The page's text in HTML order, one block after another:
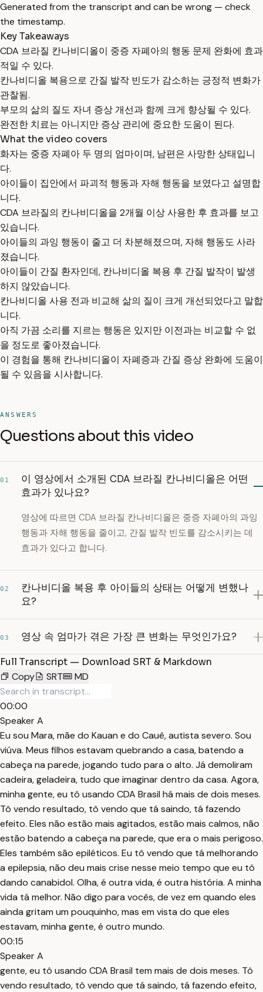
Generated from the transcript and can be wrong — check
the timestamp.
Key Takeaways
CDA 브라질 칸나비디올이 중증 자폐아의 행동 문제 완화에 효과
적일 수 있다.
칸나비디올 복용으로 간질 발작 빈도가 감소하는 긍정적 변화가
관찰됨.
부모의 삶의 질도 자녀 증상 개선과 함께 크게 향상될 수 있다.
완전한 치료는 아니지만 증상 관리에 중요한 도움이 된다.
What the video covers
화자는 중증 자폐아 두 명의 엄마이며, 남편은 사망한 상태입니
다.
아이들이 집안에서 파괴적 행동과 자해 행동을 보였다고 설명합
니다.
CDA 브라질의 칸나비디올을 2개월 이상 사용한 후 효과를 보고
있습니다.
아이들의 과잉 행동이 줄고 더 차분해졌으며, 자해 행동도 사라
졌습니다.
아이들이 간질 환자인데, 칸나비디올 복용 후 간질 발작이 발생
하지 않았습니다.
칸나비디올 사용 전과 비교해 삶의 질이 크게 개선되었다고 말합
니다.
아직 가끔 소리를 지르는 행동은 있지만 이전과는 비교할 수 없
을 정도로 좋아졌습니다.
이 경험을 통해 칸나비디올이 자폐증과 간질 증상 완화에 도움이
될 수 있음을 시사합니다.
ANSWERS
Questions about this video
01
이 영상에서 소개된 CDA 브라질 칸나비디올은 어떤
효과가 있나요?
영상에 따르면 CDA 브라질 칸나비디올은 중증 자폐아의 과잉
행동과 자해 행동을 줄이고, 간질 발작 빈도를 감소시키는 데
효과가 있다고 합니다.
02
칸나비디올 복용 후 아이들의 상태는 어떻게 변했나
요?
03 영상 속 엄마가 겪은 가장 큰 변화는 무엇인가요?
Full Transcript — Download SRT & Markdown
Copy
SRT MD
00:00
Speaker A
Eu sou Mara, mãe do Kauan e do Cauê, autista severo. Sou
viúva. Meus filhos estavam quebrando a casa, batendo a
cabeça na parede, jogando tudo para o alto. Já demoliram
cadeira, geladeira, tudo que imaginar dentro da casa. Agora,
minha gente, eu tô usando CDA Brasil há mais de dois meses.
Tô vendo resultado, tô vendo que tá saindo, tá fazendo
efeito. Eles não estão mais agitados, estão mais calmos, não
estão batendo a cabeça na parede, que era o mais perigoso.
Eles também são epiléticos. Eu tô vendo que tá melhorando
a epilepsia, não deu mais crise nesse meio tempo que eu tô
dando canabidol. Olha, é outra vida, é outra história. A minha
vida tá melhor. Não digo para vocês, de vez em quando eles
ainda gritam um pouquinho, mas em vista do que eles
estavam, minha gente, é outro mundo.
00:15
Speaker A
gente, eu tô usando CDA Brasil tem mais de dois meses. Tô
vendo resultado, tô vendo que tá saindo, tá fazendo efeito,